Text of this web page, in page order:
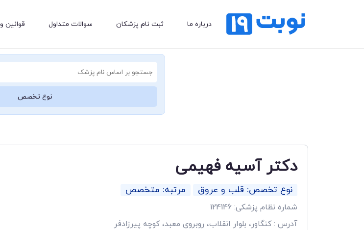
درباره ما ثبت نام پزشکان سوالات متداول قوانین
نوع تخصص
دکتر آسیه فهیمی
نوع تخصص: قلب و عروق مرتبه: متخصص
شماره نظام پزشکی: 124146
آدرس : کنگاور، بلوار انقلاب، روبروی معبد، کوچه پیرزادفر